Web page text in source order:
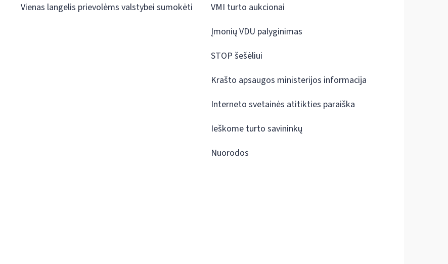
Vienas langelis prievolėms valstybei sumokėti
VMI turto aukcionai
Įmonių VDU palyginimas
STOP šešėliui
Krašto apsaugos ministerijos informacija
Interneto svetainės atitikties paraiška
Ieškome turto savininkų
Nuorodos